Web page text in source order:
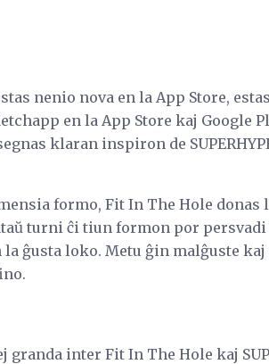
nenio nova en la App Store,
en la App Store kaj Google
klaran inspiron de
formo, Fit In The Hole donas
turni ĉi tiun formon por
la ĝusta loko. Metu ĝin malĝuste
inter Fit In The Hole kaj